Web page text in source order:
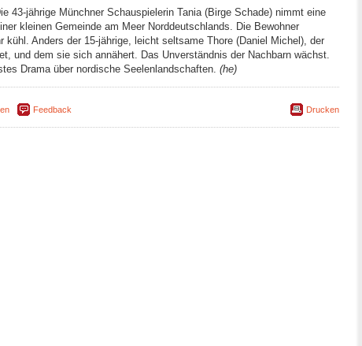
43-jährige Münchner Schauspielerin Tania (Birge Schade) nimmt eine
kleinen Gemeinde am Meer Norddeutschlands. Die Bewohner
kühl. Anders der 15-jährige, leicht seltsame Thore (Daniel Michel), der
und dem sie sich annähert. Das Unverständnis der Nachbarn wächst.
Drama über nordische Seelenlandschaften. (he)
Feedback Drucken